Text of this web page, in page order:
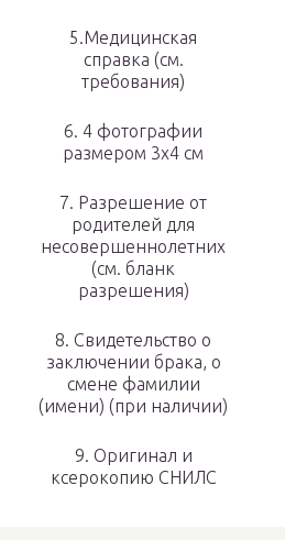
5.Медицинская
справка (см.
требования)
6. 4 фотографии
размером 3х4 см
7. Разрешение от
родителей для
несовершеннолетних
(см. бланк
разрешения)
8. Свидетельство о
заключении брака, о
смене фамилии
(имени) (при наличии)
9. Оригинал и
ксерокопию СНИЛС